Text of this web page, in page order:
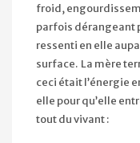
froid,
parfois dérangeant
ressenti en elle
surface. La mère
ceci était l’énergie
elle pour qu’elle
tout du vivant :